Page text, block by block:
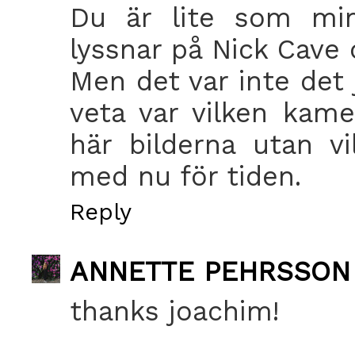
Du är lite som
lyssnar på Nick
Men det var inte det
veta var vilken
här bilderna utan
med nu för tiden.
Reply
ANNETTE PEHRSSON
thanks joachim!